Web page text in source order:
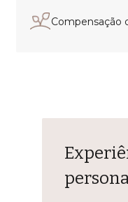
Compensação